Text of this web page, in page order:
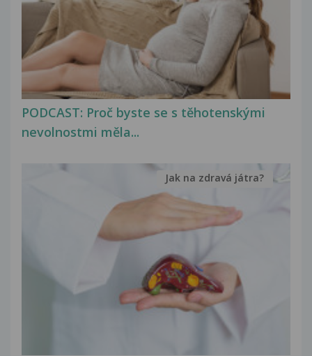
PODCAST: Proč byste se s těhotenskými
nevolnostmi měla...
Jak na zdravá játra?